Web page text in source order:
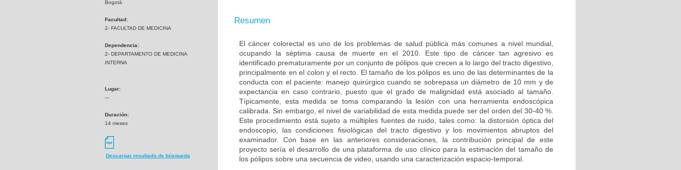
Bogotá
Facultad:
2- FACULTAD DE MEDICINA
Dependencia:
2- DEPARTAMENTO DE MEDICINA
INTERNA
Lugar:
---
Duración:
14 meses
Descargar resultado de búsqueda
Resumen
El cáncer colorectal es uno de los problemas de salud pública más comunes a nivel mundial,
ocupando la séptima causa de muerte en el 2010. Este tipo de cáncer tan agresivo es
identificado prematuramente por un conjunto de pólipos que crecen a lo largo del tracto digestivo,
principalmente en el colon y el recto. El tamaño de los pólipos es uno de las determinantes de la
conducta con el paciente: manejo quirúrgico cuando se sobrepasa un diámetro de 10 mm y de
expectancia en caso contrario, puesto que el grado de malignidad está asociado al tamaño.
Típicamente, esta medida se toma comparando la lesión con una herramienta endoscópica
calibrada. Sin embargo, el nivel de variabilidad de esta medida puede ser del orden del 30-40 %.
Este procedimiento está sujeto a múltiples fuentes de ruido, tales como: la distorsión óptica del
endoscopio, las condiciones fisiológicas del tracto digestivo y los movimientos abruptos del
examinador. Con base en las anteriores consideraciones, la contribución principal de este
proyecto sería el desarrollo de una plataforma de uso clínico para la estimación del tamaño de
los pólipos sobre una secuencia de video, usando una caracterización espacio-temporal.